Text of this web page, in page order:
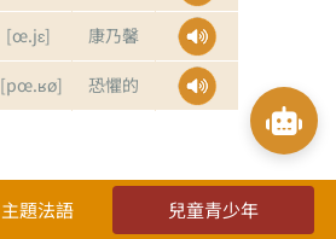
[œ.jɛ] 康乃馨
[pœ.ʁø] 恐懼的
主題法語 兒童青少年